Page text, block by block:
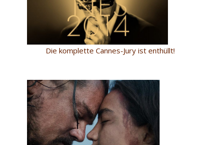
Die komplette Cannes-Jury ist enthüllt!